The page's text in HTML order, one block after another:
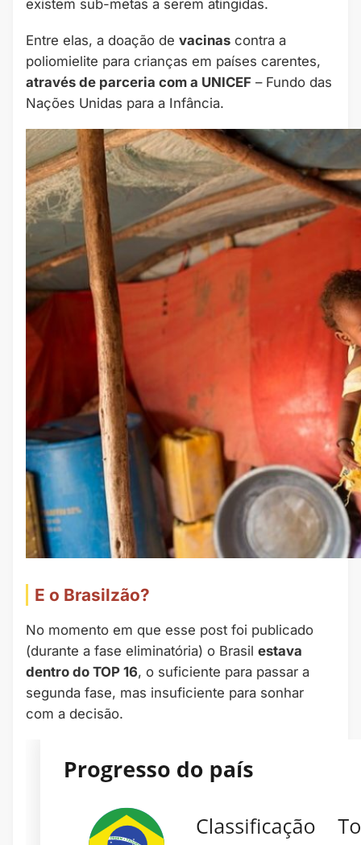
existem sub-metas a serem atingidas.
Entre elas, a doação de vacinas contra a
poliomielite para crianças em países carentes,
através de parceria com a UNICEF – Fundo das
Nações Unidas para a Infância.
E o Brasilzão?
No momento em que esse post foi publicado
(durante a fase eliminatória) o Brasil estava
dentro do TOP 16, o suficiente para passar a
segunda fase, mas insuficiente para sonhar
com a decisão.